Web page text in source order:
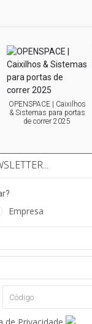
OPENSPACE | Caixilhos
& Sistemas para portas
de correr 2025
Empresa